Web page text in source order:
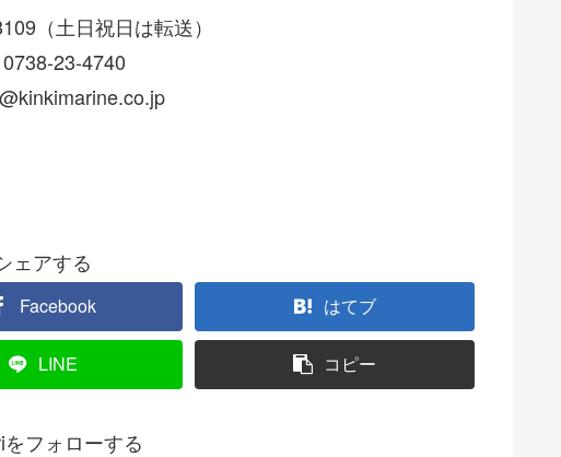
（土日祝日は転送）
23-4740
ェアする
Facebook はてブ
LINE コピー
フォローする